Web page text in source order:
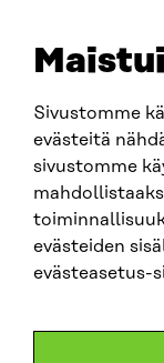
Sivustomme
evästeitä
sivustomme
evästeiden
evästeasetus-
SITRA
LinkedIn
Instagram
YouTube